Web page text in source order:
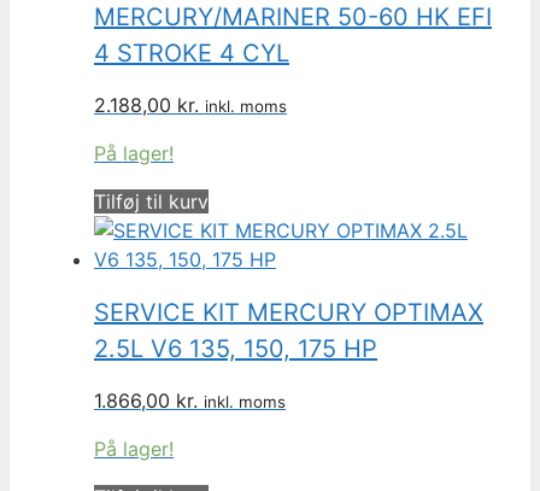
MERCURY/MARINER 50-60 HK EFI
4 STROKE 4 CYL
2.188,00 kr. inkl. moms
På lager!
Tilføj til kurv
SERVICE KIT MERCURY OPTIMAX
2.5L V6 135, 150, 175 HP
1.866,00 kr. inkl. moms
På lager!